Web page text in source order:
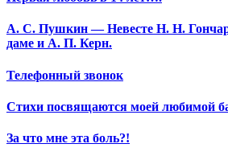
А. С. Пушкин — Невесте Н. Н.
даме и А. П. Керн.
Телефонный звонок
Стихи посвящаются моей любимой
За что мне эта боль?!